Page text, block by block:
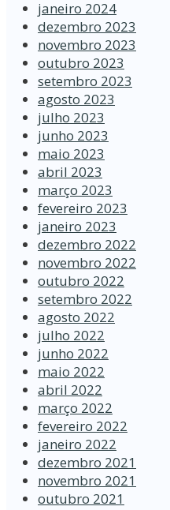
janeiro 2024
dezembro 2023
novembro 2023
outubro 2023
setembro 2023
agosto 2023
julho 2023
junho 2023
maio 2023
abril 2023
março 2023
fevereiro 2023
janeiro 2023
dezembro 2022
novembro 2022
outubro 2022
setembro 2022
agosto 2022
julho 2022
junho 2022
maio 2022
abril 2022
março 2022
fevereiro 2022
janeiro 2022
dezembro 2021
novembro 2021
outubro 2021